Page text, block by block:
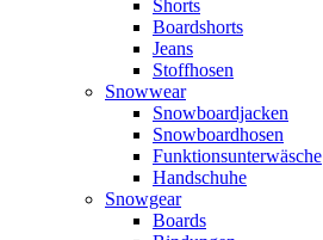
Shorts
Boardshorts
Jeans
Stoffhosen
Snowwear
Snowboardjacken
Snowboardhosen
Funktionsunterwäsche
Handschuhe
Snowgear
Boards